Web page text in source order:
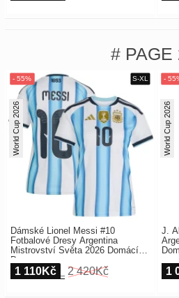
# PAGE
Dámské Lionel Messi #10
Fotbalové Dresy Argentina
Mistrovství Světa 2026 Domácí
Dres
World Cup 2026
1 110Kč 2 420Kč
J.
World Cup 2026
1